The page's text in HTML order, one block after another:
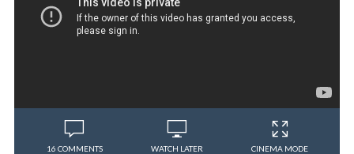
16 COMMENTS WATCH LATER CINEMA MODE